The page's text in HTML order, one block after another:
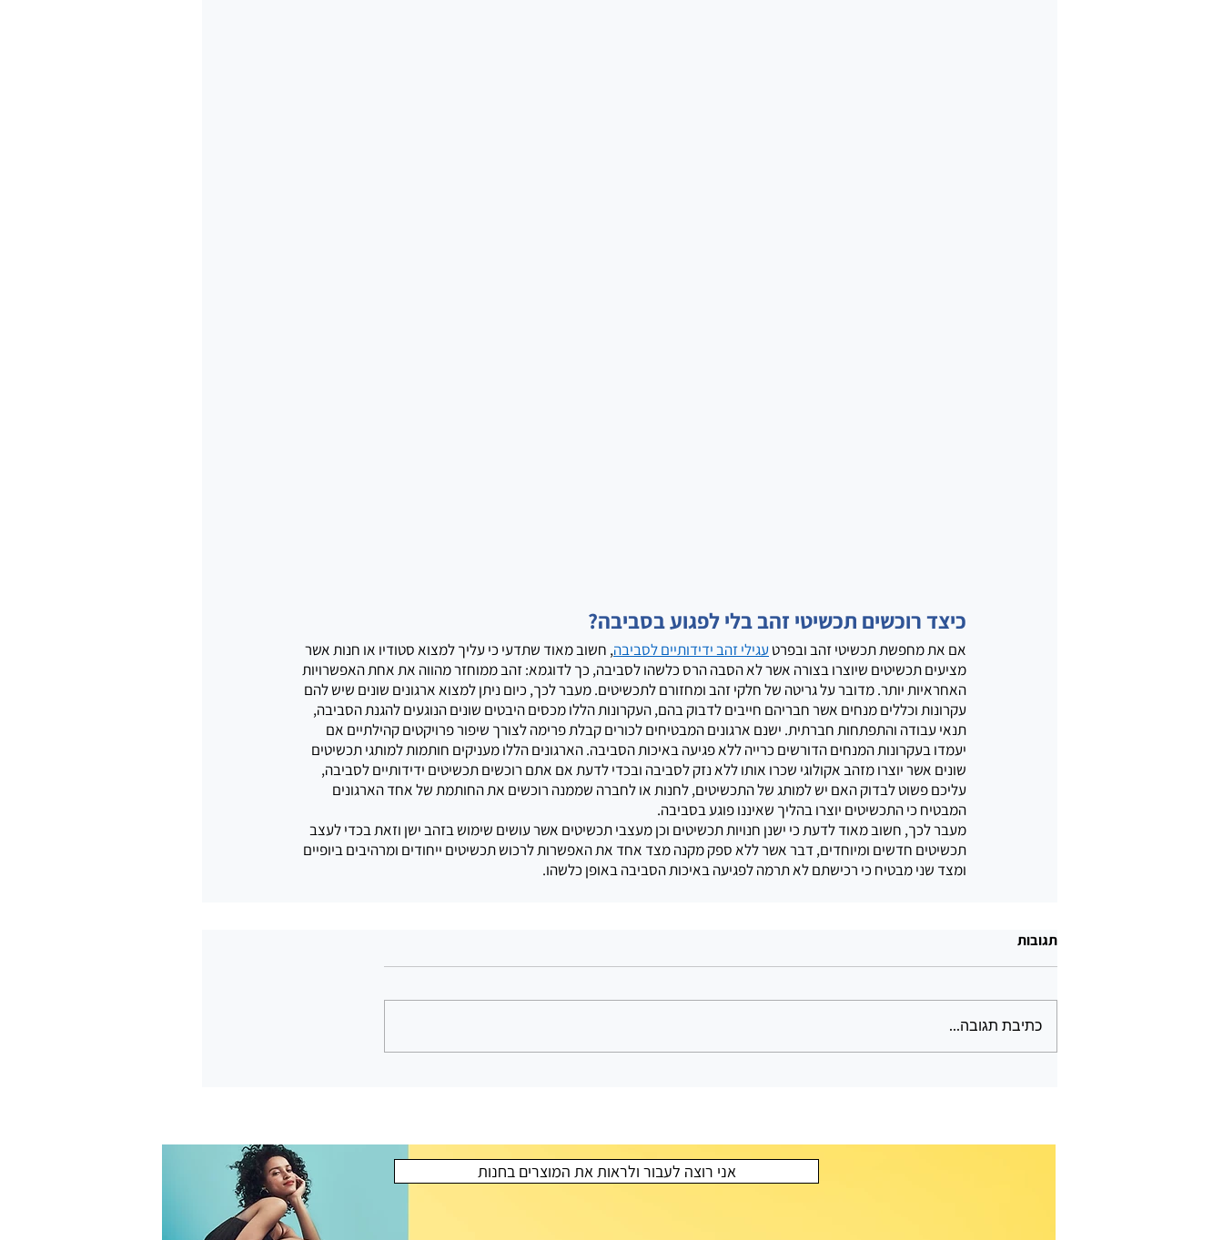
כיצד רוכשים תכשיטי זהב בלי לפגוע בסביבה?
אם את מחפשת תכשיטי זהב ובפרט עגילי זהב ידידותיים לסביבה, חשוב מאוד שתדעי כי עליך למצוא סטודיו או חנות אשר
מציעים תכשיטים שיוצרו בצורה אשר לא הסבה הרס כלשהו לסביבה, כך לדוגמא: זהב ממוחזר מהווה את אחת האפשרויות
האחראיות יותר. מדובר על גריטה של חלקי זהב ומחזורם לתכשיטים. מעבר לכך, כיום ניתן למצוא ארגונים שונים שיש להם
עקרונות וכללים מנחים אשר חבריהם חייבים לדבוק בהם, העקרונות הללו מכסים היבטים שונים הנוגעים להגנת הסביבה,
תנאי עבודה והתפתחות חברתית. ישנם ארגונים המבטיחים לכורים קבלת פרימה לצורך שיפור פרויקטים קהילתיים אם
יעמדו בעקרונות המנחים הדורשים כרייה ללא פגיעה באיכות הסביבה. הארגונים הללו מעניקים חותמות למותגי תכשיטים
שונים אשר יוצרו מזהב אקולוגי שכרו אותו ללא נזק לסביבה ובכדי לדעת אם אתם רוכשים תכשיטים ידידותיים לסביבה,
עליכם פשוט לבדוק האם יש למותג של התכשיטים, לחנות או לחברה שממנה רוכשים את החותמת של אחד הארגונים
המבטיח כי התכשיטים יוצרו בהליך שאיננו פוגע בסביבה.
מעבר לכך, חשוב מאוד לדעת כי ישנן חנויות תכשיטים וכן מעצבי תכשיטים אשר עושים שימוש בזהב ישן וזאת בכדי לעצב
תכשיטים חדשים ומיוחדים, דבר אשר ללא ספק מקנה מצד אחד את האפשרות לרכוש תכשיטים ייחודים ומרהיבים ביופיים
ומצד שני מבטיח כי רכישתם לא תרמה לפגיעה באיכות הסביבה באופן כלשהו.
תגובות
כתיבת תגובה...
אני רוצה לעבור ולראות את המוצרים בחנות